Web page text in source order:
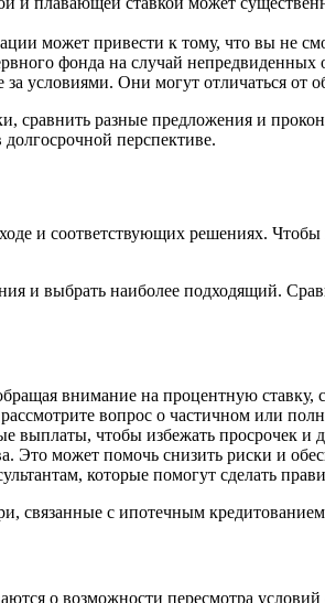
может привести к тому, что вы не
фонда на случай непредвиденных
за условиями. Они могут отличаться
разные предложения и
перспективе.
и соответствующих решениях. Чтобы
и выбрать наиболее подходящий.
внимание на процентную
вопрос о частичном или
выплаты, чтобы избежать просрочек и
Это может помочь снизить риски и
которые помогут сделать
связанные с ипотечным
о возможности пересмотра